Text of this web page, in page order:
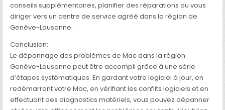
conseils supplémentaires, planifier des réparations ou vous
diriger vers un centre de service agréé dans la région de
Genève-Lausanne.
Conclusion:
Le dépannage des problèmes de Mac dans la région
Genève-Lausanne peut être accompli grâce à une série
d’étapes systématiques. En gardant votre logiciel à jour, en
redémarrant votre Mac, en vérifiant les conflits logiciels et en
effectuant des diagnostics matériels, vous pouvez dépanner